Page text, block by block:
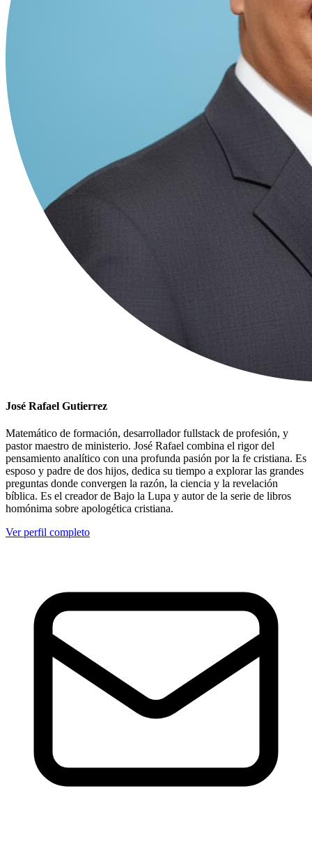
José Rafael Gutierrez
Matemático de formación, desarrollador fullstack de profesión, y
pastor maestro de ministerio. José Rafael combina el rigor del
pensamiento analítico con una profunda pasión por la fe cristiana. Es
esposo y padre de dos hijos, dedica su tiempo a explorar las grandes
preguntas donde convergen la razón, la ciencia y la revelación
bíblica. Es el creador de Bajo la Lupa y autor de la serie de libros
homónima sobre apologética cristiana.
Ver perfil completo